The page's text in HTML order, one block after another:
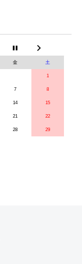
金 土
1
7 8
14 15
21 22
28 29